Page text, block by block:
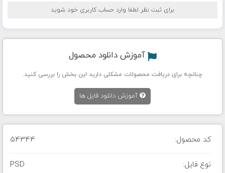
برای ثبت نظر لطفا وارد حساب کاربری خود شوید
آموزش دانلود محصول
چنانچه برای دریافت محصولات مشکلی دارید این بخش را بررسی کنید.
آموزش دانلود فایل ها
کد محصول: 54344
نوع فایل: PSD